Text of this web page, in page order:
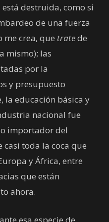
destruida, como si
de una fuerza
me crea, que tratede
mismo); las
por la
y presupuesto
la educación básica y
nacional fue
importador del
toda la coca que
y África, entre
que están
ahora.
esa especie de